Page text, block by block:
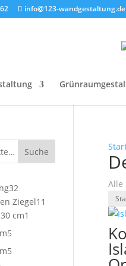
info@123-wandgestaltung.de
Alle
Suche
32
Produkte
Ziegel11
cm1
5
5